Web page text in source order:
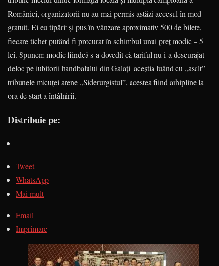
României, organizatorii nu au mai permis astăzi accesul în mod
gratuit. Ei eu tipărit şi pus în vânzare aproximativ 500 de bilete,
fiecare tichet putând fi procurat în schimbul unui preţ modic – 5
lei. Spunem modic fiindcă s-a dovedit că tariful nu i-a descurajat
deloc pe iubitorii handbalului din Galaţi, aceştia luând cu „asalt”
tribunele micuţei arene „Siderurgistul”, acestea fiind arhipline la
ora de start a întâlnirii.
Distribuie pe:
Tweet
WhatsApp
Mai mult
Email
Imprimare